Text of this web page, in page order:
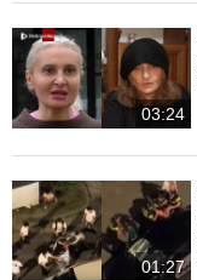
03:24
01:27